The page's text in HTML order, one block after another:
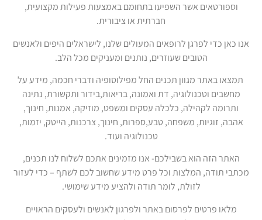
וספורטאים אשר השפיעו בתחומם באמצעות פעילות מקצועית,
חברתית או ציבורית.
אנו כאן כדי לפרגן לרופאים המעולים שלנו, לישראלים היפים ולאנשים
הטובים שעוזרים, נותנים ומעניקים מכל הלב.
תמצאו באתר מגוון תכנים החל מפילוסופיה ודברי חכמה, מידע על
מחשבים וטכנולוגיה, דת ואמונה, בריאות,בידור ותקשורת, נתינה
ותרומה לקהילה, כלכלה עסקים ומשפט, מוזיקה, אמנות, חינוך,
אהבה, זוגיות, משפחה, טבע,ספרות, חינוך, צרכנות, הייטק, יזמות,
טכנולוגיה ועוד.
האתר הזה הוא בשבילכם- אנו מזמינים אתכם לשלוח לנו תכנים,
מכתבי תודה, המלצות וכל פרט מידע שחשוב לכם לשתף – כדי לעזור
לזולת, לומר תודה ולהציע מידע שימושי.
מלאו פרטים לפרסום באתר ולפרגון לאנשים ולעסקים הראויים